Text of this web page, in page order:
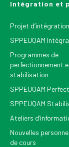
Intégration et
Projet d’intégration
SPPEUQAM
Programmes de
perfectionnement
stabilisation
SPPEUQAM
SPPEUQAM
Ateliers
Nouvelles
de cours